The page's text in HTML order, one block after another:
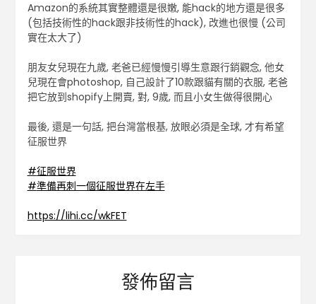
Amazon的系統其實整體還是很嫩, 能hack的地方還是很多
(包括技術性的hack跟非技術性的hack), 改進也很慢 (公司
實在太大了)
朋友女兒現在九歲, 老爸已經慢慢引導生意跟行銷觀念, 他女
兒現在會photoshop, 自己設計了10款跟貓有關的衣服, 老爸
把它放到shopify上開賣, 對, 9歲, 而且小女生做得很開心
最後, 還是一句話, 把台灣當根基, 放眼必須是全球, 才有希望
征服世界
#征服世界
#準備再刺一個征服世界在左手
https://lihi.cc/wkFET
發佈留言